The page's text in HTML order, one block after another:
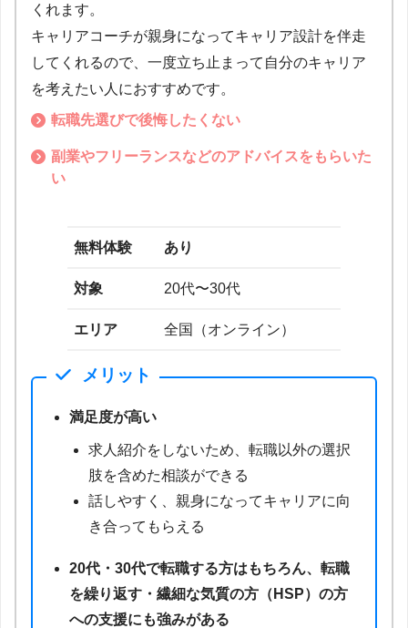
くれます。
キャリアコーチが親身になってキャリア設計を伴走
してくれるので、一度立ち止まって自分のキャリア
を考えたい人におすすめです。
転職先選びで後悔したくない
副業やフリーランスなどのアドバイスをもらいた
い
無料体験 あり
対象 20代〜30代
エリア 全国（オンライン）
メリット
満足度が高い
求人紹介をしないため、転職以外の選択
肢を含めた相談ができる
話しやすく、親身になってキャリアに向
き合ってもらえる
20代・30代で転職する方はもちろん、転職
を繰り返す・繊細な気質の方（HSP）の方
への支援にも強みがある